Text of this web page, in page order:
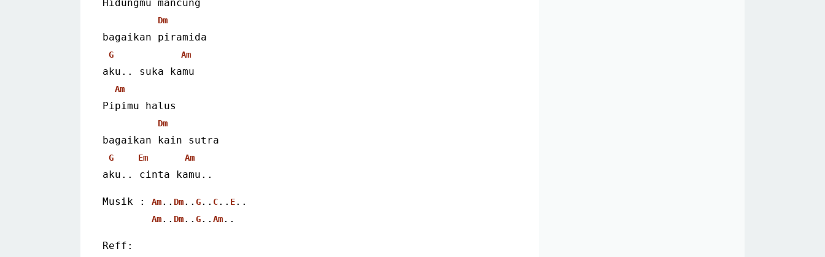
Hidungmu mancung
Dm
bagaikan piramida
G Am
aku.. suka kamu
Am
Pipimu halus
Dm
bagaikan kain sutra
G Em Am
aku.. cinta kamu..
Musik : Am.. Dm.. G.. C.. E..
Am.. Dm.. G.. Am..
Reff: